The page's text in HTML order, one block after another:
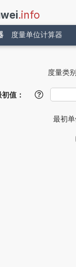
.info
度量单位计算器
度量类别
值： ?
最初单